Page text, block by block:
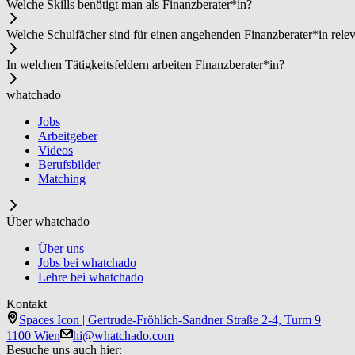
Welche Skills benötigt man als Fi­nanz­be­ra­ter*in?
Welche Schulfächer sind für einen angehenden Fi­nanz­be­ra­ter*in
In welchen Tätigkeitsfeldern arbeiten Fi­nanz­be­ra­ter*in?
whatchado
Jobs
Arbeitgeber
Videos
Berufsbilder
Matching
Über whatchado
Über uns
Jobs bei whatchado
Lehre bei whatchado
Kontakt
Spaces Icon | Gertrude-Fröhlich-Sandner Straße 2-4, Turm 9
1100 Wien
hi@whatchado.com
Besuche uns auch hier: